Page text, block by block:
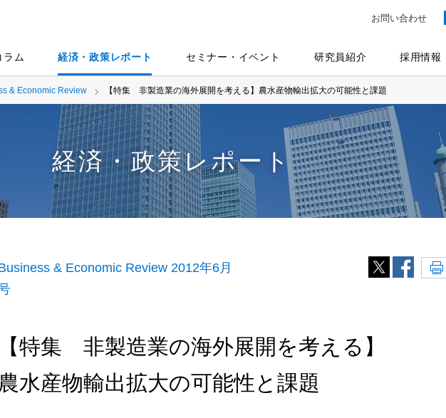
ラム 経済・政策レポート セミナー・イベント 研究員紹介 採用情報
お問い合わせ
& Economic Review 【特集 非製造業の海外展開を考える】農水産物輸出拡大の可能性と課題
経済・政策レポート
& Economic Review 2012年6月
【特集 非製造業の海外展開を考える】
農水産物輸出拡大の可能性と課題